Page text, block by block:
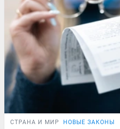
СТРАНА И МИР НОВЫЕ ЗАКОНЫ